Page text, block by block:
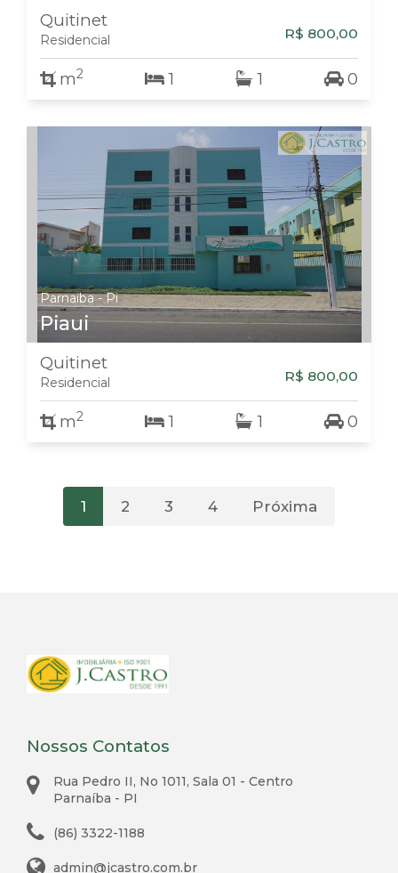
Quitinet
Residencial R$ 800,00
m2 1 1 0
Parnaiba - Pi
Piaui
Quitinet
Residencial R$ 800,00
m2 1 1 0
1 2 3 4 Próxima
Nossos Contatos
Rua Pedro II, No 1011, Sala 01 - Centro
Parnaíba - PI
(86) 3322-1188
admin@jcastro.com.br